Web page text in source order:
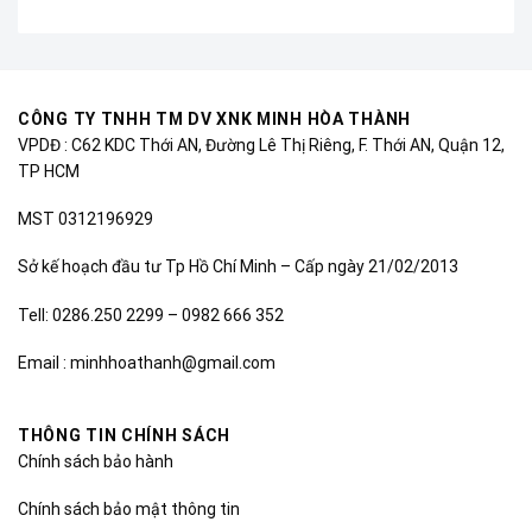
CÔNG TY TNHH TM DV XNK MINH HÒA THÀNH
VPDĐ : C62 KDC Thới AN, Đường Lê Thị Riêng, F. Thới AN, Quận 12,
TP HCM
MST 0312196929
Sở kế hoạch đầu tư Tp Hồ Chí Minh – Cấp ngày 21/02/2013
Tell: 0286.250 2299 – 0982 666 352
Email : minhhoathanh@gmail.com
THÔNG TIN CHÍNH SÁCH
Chính sách bảo hành
Chính sách bảo mật thông tin